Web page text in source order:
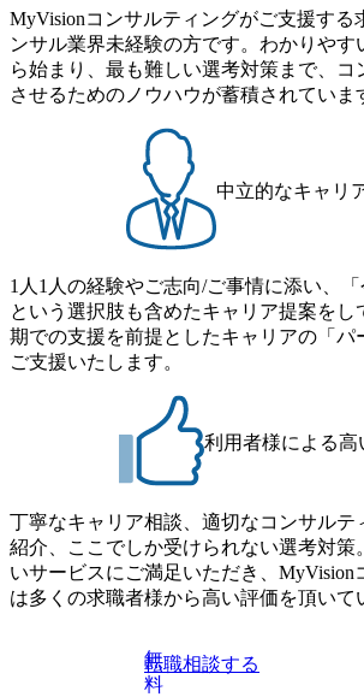
顧客
透さ
うに顧
政サー
、国
官公
化の
策定か
定
用保守
ていま
1つとし
員の
住民･
向上さ
ービス
レー
、コ
Growth ●クロージン
らの企業統合活動の
ナジー創出活動の立
4.Strategic
ループ組織構造変革(
社化、分社化、子会
ーの解決 ●M&Aをト
したDXの実現 ※応募に当た
望によって関与オフ
が固定化されてしま
はありません。
MyVisionコンサルティングがご支援する
ンサル業界未経験の方です。わかりやす
ら始まり、最も難しい選考対策まで、コ
させるためのノウハウが蓄積されていま
中立的なキャリ
1人1人の経験やご志向/ご事情に添い、「
という選択肢も含めたキャリア提案をし
期での支援を前提としたキャリアの「パ
ご支援いたします。
利用者様による高
丁寧なキャリア相談、適切なコンサルテ
紹介、ここでしか受けられない選考対策
いサービスにご満足いただき、MyVision
は多くの求職者様から高い評価を頂いて
無
料
転職相談する